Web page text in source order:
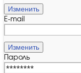
Изменить
E-mail
Изменить
Пароль